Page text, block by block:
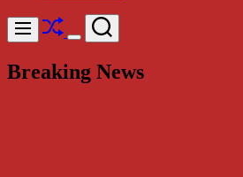
Menu Shuffle
Switch
mode
Search
Breaking News